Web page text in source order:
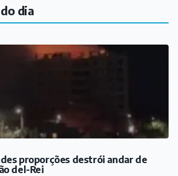
dia
proporções destrói andar de
del-Rei